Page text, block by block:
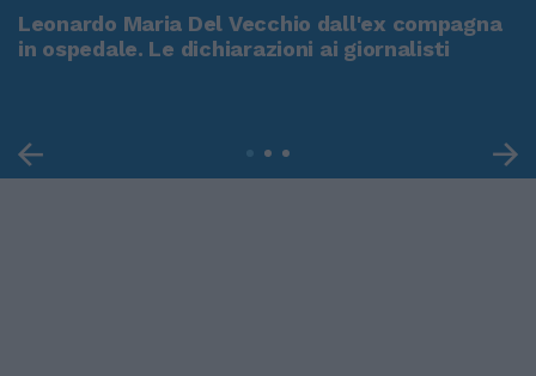
Leonardo Maria Del Vecchio dall'ex compagna
in ospedale. Le dichiarazioni ai giornalisti